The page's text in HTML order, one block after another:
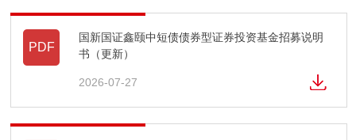
PDF
国新国证鑫颐中短债债券型证券投资基金招募说明
书（更新）
2026-07-27